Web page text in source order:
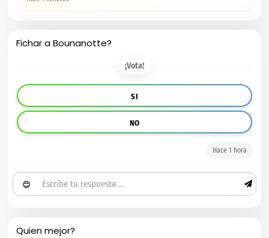
Fichar a Bounanotte?
¡Vota!
SI
NO
Hace 1 hora
😊
Quien mejor?